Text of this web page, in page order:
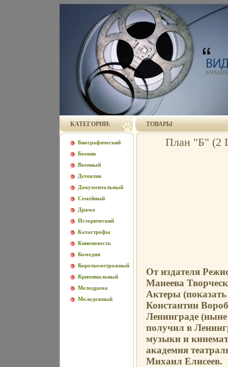
КАТЕГОРИИ:
Биографический
Боевик
Военный
Детектив
Документальный
Семейный
Драма
Исторический
Катастрофы
Киноповесть
Комедия
Короткометражный
Криминальный
Мелодрама
Молодежный
ТОВАРЫ
План "Б" (2
От издателя
Манеева
Актеры (показать
Константин
Ленинграде
получил в
музыки и
академия
Михаил Елисеев.